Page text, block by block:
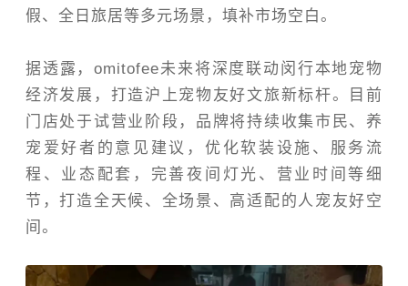
假、全日旅居等多元场景，填补市场空白。
据透露，omitofee未来将深度联动闵行本地宠物
经济发展，打造沪上宠物友好文旅新标杆。目前
门店处于试营业阶段，品牌将持续收集市民、养
宠爱好者的意见建议，优化软装设施、服务流
程、业态配套，完善夜间灯光、营业时间等细
节，打造全天候、全场景、高适配的人宠友好空
间。